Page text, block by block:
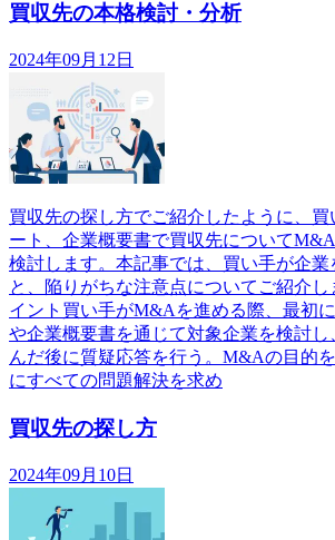
買収先の本格検討・分析
2024年09月12日
買収先の探し方でご紹介したように、
ート、企業概要書で買収先について
検討します。本記事では、買い手が企
と、陥りがちな注意点についてご紹介
イント買い手がM&Aを進める際、最初
や企業概要書を通じて対象企業を検討
んだ後に質疑応答を行う。M&Aの目的
にすべての問題解決を求め
買収先の探し方
2024年09月10日